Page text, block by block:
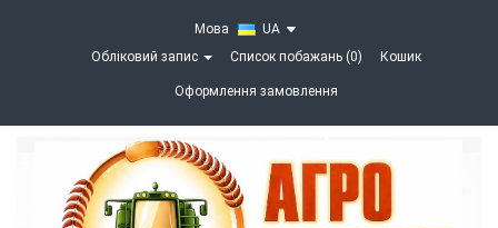
Мова
UA
Обліковий запис
Список побажань (0) Кошик
Оформлення замовлення